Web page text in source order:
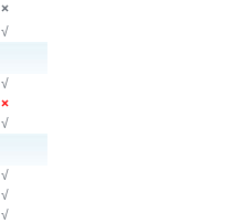
×
√
√
×
√
√
√
√